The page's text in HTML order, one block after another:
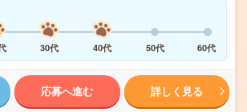
30代 40代 50代 60代
応募へ進む 詳しく見る